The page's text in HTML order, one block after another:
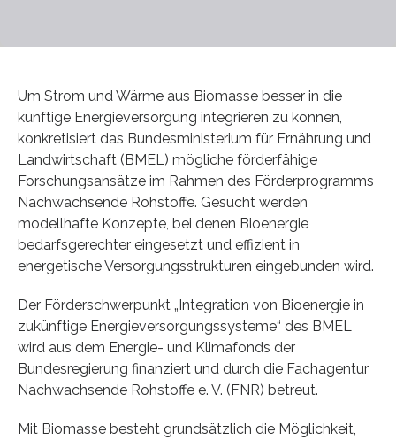
Um Strom und Wärme aus Biomasse besser in die
künftige Energieversorgung integrieren zu können,
konkretisiert das Bundesministerium für Ernährung und
Landwirtschaft (BMEL) mögliche förderfähige
Forschungsansätze im Rahmen des Förderprogramms
Nachwachsende Rohstoffe. Gesucht werden
modellhafte Konzepte, bei denen Bioenergie
bedarfsgerechter eingesetzt und effizient in
energetische Versorgungsstrukturen eingebunden wird.
Der Förderschwerpunkt „Integration von Bioenergie in
zukünftige Energieversorgungssysteme“ des BMEL
wird aus dem Energie- und Klimafonds der
Bundesregierung finanziert und durch die Fachagentur
Nachwachsende Rohstoffe e. V. (FNR) betreut.
Mit Biomasse besteht grundsätzlich die Möglichkeit,